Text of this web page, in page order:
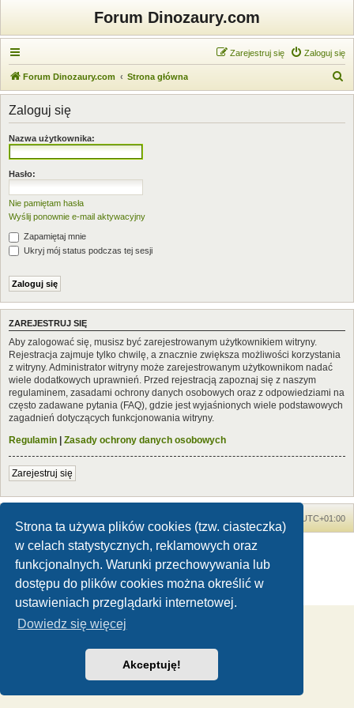
Strona ta używa plików cookies (tzw. ciasteczka)
w celach statystycznych, reklamowych oraz
funkcjonalnych. Warunki przechowywania lub
dostępu do plików cookies można określić w
ustawieniach przeglądarki internetowej.
Dowiedz się więcej
Akceptuję!
Forum Dinozaury.com
Zaloguj się
Zarejestruj się
Forum Dinozaury.com Strona główna
z
Zaloguj się
Nazwa użytkownika:
Hasło:
Nie pamiętam hasła
Wyślij ponownie e-mail aktywacyjny
Zapamiętaj mnie
Ukryj mój status podczas tej sesji
ZAREJESTRUJ SIĘ
Aby zalogować się, musisz być zarejestrowanym użytkownikiem witryny.
Rejestracja zajmuje tylko chwilę, a znacznie zwiększa możliwości korzystania
z witryny. Administrator witryny może zarejestrowanym użytkownikom nadać
wiele dodatkowych uprawnień. Przed rejestracją zapoznaj się z naszym
regulaminem, zasadami ochrony danych osobowych oraz z odpowiedziami na
często zadawane pytania (FAQ), gdzie jest wyjaśnionych wiele podstawowych
zagadnień dotyczących funkcjonowania witryny.
Regulamin | Zasady ochrony danych osobowych
Zarejestruj się
UTC+01:00
Dinozaury.com© 2006-2020
Technologię dostarczaphpBB® Forum Software © phpBB Limited
Zasady ochrony danych osobowych|Regulamin